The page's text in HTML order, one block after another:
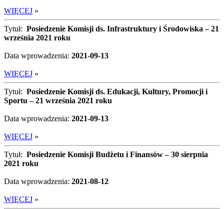
WIĘCEJ »
Tytuł: Posiedzenie Komisji ds. Infrastruktury i Środowiska – 21
września 2021 roku
Data wprowadzenia: 2021-09-13
WIĘCEJ »
Tytuł: Posiedzenie Komisji ds. Edukacji, Kultury, Promocji i
Sportu – 21 września 2021 roku
Data wprowadzenia: 2021-09-13
WIĘCEJ »
Tytuł: Posiedzenie Komisji Budżetu i Finansów – 30 sierpnia
2021 roku
Data wprowadzenia: 2021-08-12
WIĘCEJ »